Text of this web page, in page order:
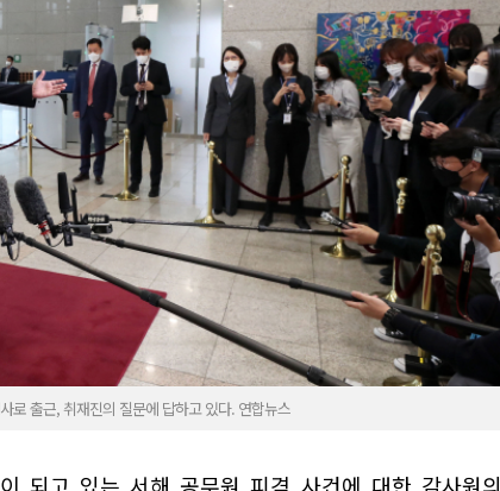
로 출근, 취재진의 질문에 답하고 있다. 연합뉴스